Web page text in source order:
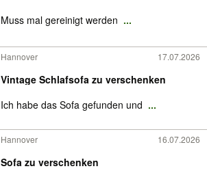
Muss mal gereinigt werden ...
Hannover 17.07.2026
Vintage Schlafsofa zu verschenken
Ich habe das Sofa gefunden und ...
Hannover 16.07.2026
Sofa zu verschenken